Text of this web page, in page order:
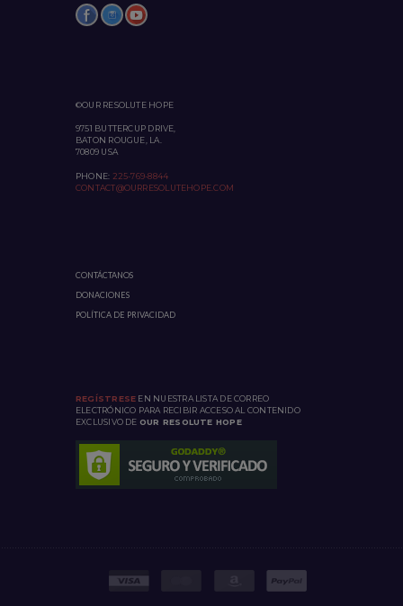
©OUR RESOLUTE HOPE
9751 BUTTERCUP DRIVE,
BATON ROUGUE, LA.
70809 USA
PHONE: 225-769-8844
CONTACT@OURRESOLUTEHOPE.COM
CONTÁCTANOS
DONACIONES
POLÍTICA DE PRIVACIDAD
REGÍSTRESE EN NUESTRA LISTA DE CORREO
ELECTRÓNICO PARA RECIBIR ACCESO AL CONTENIDO
EXCLUSIVO DE OUR RESOLUTE HOPE